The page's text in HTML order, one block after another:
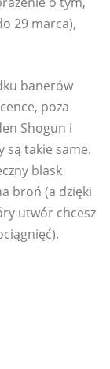
29 marca),
banerów
poza
Shogun i
są takie same.
blask
broń (a dzięki
utwór chcesz